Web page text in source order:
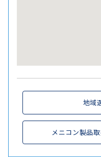
地域
メニコン製品